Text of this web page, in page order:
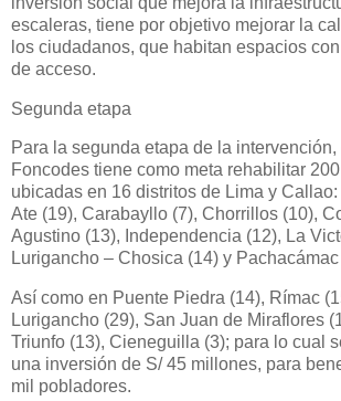
escaleras, tiene por objetivo mejorar la
los ciudadanos, que habitan espacios
de acceso.
Segunda etapa
Para la segunda etapa de la intervención,
Foncodes tiene como meta rehabilitar
ubicadas en 16 distritos de Lima y
Ate (19), Carabayllo (7), Chorrillos (10),
Agustino (13), Independencia (12), La
Lurigancho – Chosica (14) y Pachacámac
Así como en Puente Piedra (14), Rímac
Lurigancho (29), San Juan de Miraflores
Triunfo (13), Cieneguilla (3); para lo cual
una inversión de S/ 45 millones, para
mil pobladores.